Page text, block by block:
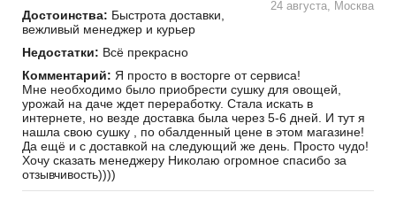
24 августа, Москва
Достоинства: Быстрота доставки,
вежливый менеджер и курьер
Недостатки: Всё прекрасно
Комментарий: Я просто в восторге от сервиса!
Мне необходимо было приобрести сушку для овощей,
урожай на даче ждет переработку. Стала искать в
интернете, но везде доставка была через 5-6 дней. И тут я
нашла свою сушку , по обалденный цене в этом магазине!
Да ещё и с доставкой на следующий же день. Просто чудо!
Хочу сказать менеджеру Николаю огромное спасибо за
отзывчивость))))